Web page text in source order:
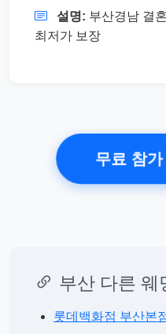
설명: 부산경남 결
최저가 보장
무료 참
부산 다른 웨
롯데백화점 부산본